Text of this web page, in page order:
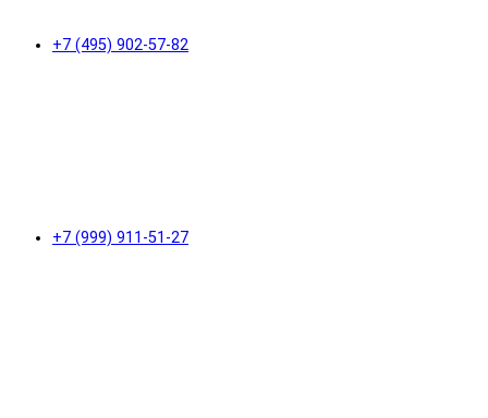
+7 (495) 902-57-82
+7 (999) 911-51-27